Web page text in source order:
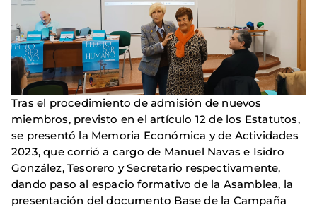
Tras el procedimiento de admisión de nuevos
miembros, previsto en el artículo 12 de los Estatutos,
se presentó la Memoria Económica y de Actividades
2023, que corrió a cargo de Manuel Navas e Isidro
González, Tesorero y Secretario respectivamente,
dando paso al espacio formativo de la Asamblea, la
presentación del documento Base de la Campaña